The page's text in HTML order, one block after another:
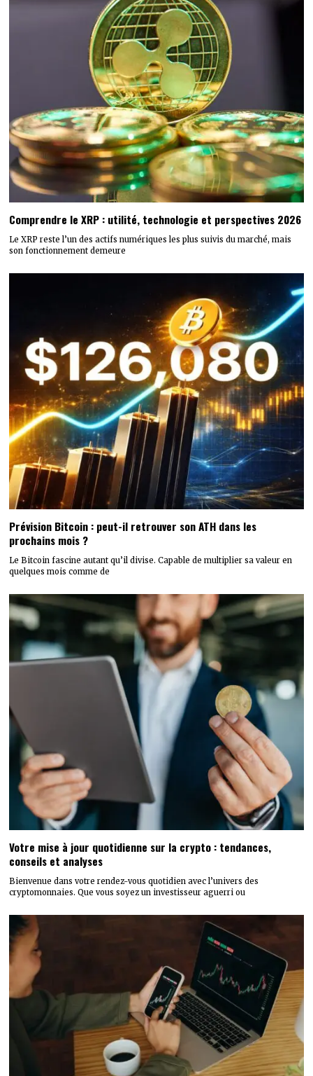
Comprendre le XRP : utilité, technologie et perspectives 2026
Le XRP reste l’un des actifs numériques les plus suivis du marché, mais
son fonctionnement demeure
prochains mois ?
Le Bitcoin fascine autant qu’il divise. Capable de multiplier sa valeur en
quelques mois comme de
conseils et analyses
Bienvenue dans votre rendez-vous quotidien avec l’univers des
cryptomonnaies. Que vous soyez un investisseur aguerri ou